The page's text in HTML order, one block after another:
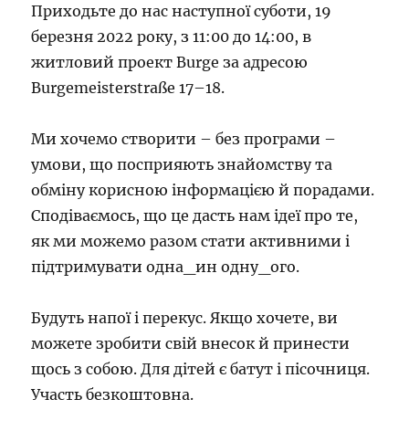
Приходьте до нас наступної суботи, 19
березня 2022 року, з 11:00 до 14:00, в
житловий проект Burge за адресою
Burgemeisterstraße 17–18.
Ми хочемо створити – без програми –
умови, що посприяють знайомству та
обміну корисною інформацією й порадами.
Сподіваємось, що це дасть нам ідеї про те,
як ми можемо разом стати активними і
підтримувати одна_ин одну_ого.
Будуть напої і перекус. Якщо хочете, ви
можете зробити свій внесок й принести
щось з собою. Для дітей є батут і пісочниця.
Участь безкоштовна.